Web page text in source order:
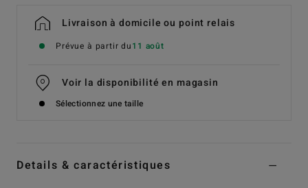
Livraison à domicile ou point relais
Prévue à partir du11 août
Voir la disponibilité en magasin
Sélectionnez une taille
Details & caractéristiques